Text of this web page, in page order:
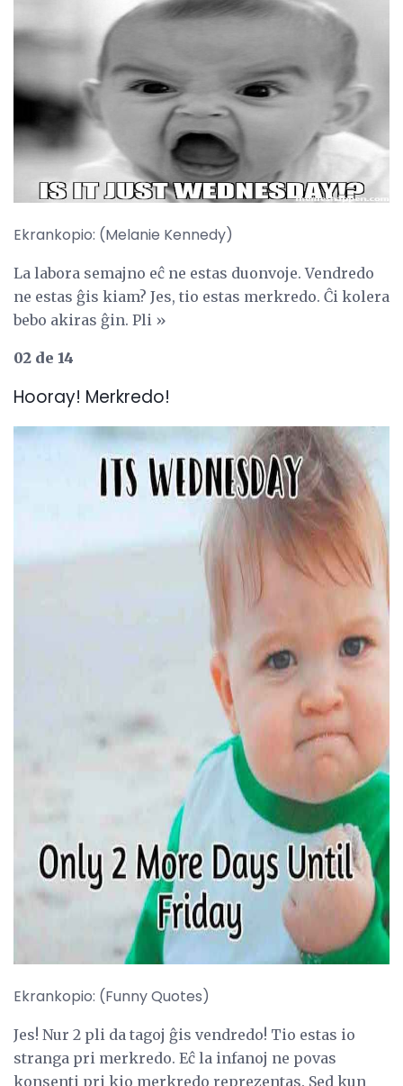
Ekrankopio: (Melanie Kennedy)
La labora semajno eĉ ne estas duonvoje. Vendredo
ne estas ĝis kiam? Jes, tio estas merkredo. Ĉi kolera
bebo akiras ĝin. Pli »
02 de 14
Hooray! Merkredo!
ad
Ekrankopio: (Funny Quotes)
Jes! Nur 2 pli da tagoj ĝis vendredo! Tio estas io
stranga pri merkredo. Eĉ la infanoj ne povas
konsenti pri kio merkredo reprezentas. Sed kun